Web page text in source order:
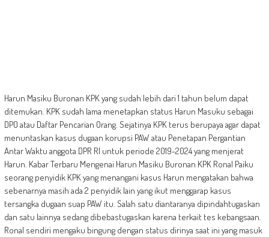
Harun Masiku Buronan KPK yang sudah lebih dari 1 tahun belum dapat
ditemukan. KPK sudah lama menetapkan status Harun Masuku sebagai
DPO atau Daftar Pencarian Orang. Sejatinya KPK terus berupaya agar dapat
menuntaskan kasus dugaan korupsi PAW atau Penetapan Pergantian
Antar Waktu anggota DPR RI untuk periode 2019-2024 yang menjerat
Harun. Kabar Terbaru Mengenai Harun Masiku Buronan KPK Ronal Paiku
seorang penyidik KPK yang menangani kasus Harun mengatakan bahwa
sebenarnya masih ada 2 penyidik lain yang ikut menggarap kasus
tersangka dugaan suap PAW itu. Salah satu diantaranya dipindahtugaskan
dan satu lainnya sedang dibebastugaskan karena terkait tes kebangsaan.
Ronal sendiri mengaku bingung dengan status dirinya saat ini yang masuk